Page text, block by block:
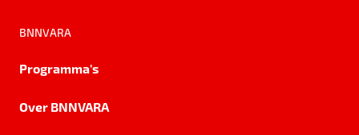
BNNVARA
Programma's
Over BNNVARA